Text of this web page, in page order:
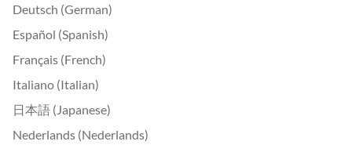
Deutsch (German)
Español (Spanish)
Français (French)
Italiano (Italian)
日本語 (Japanese)
Nederlands (Nederlands)